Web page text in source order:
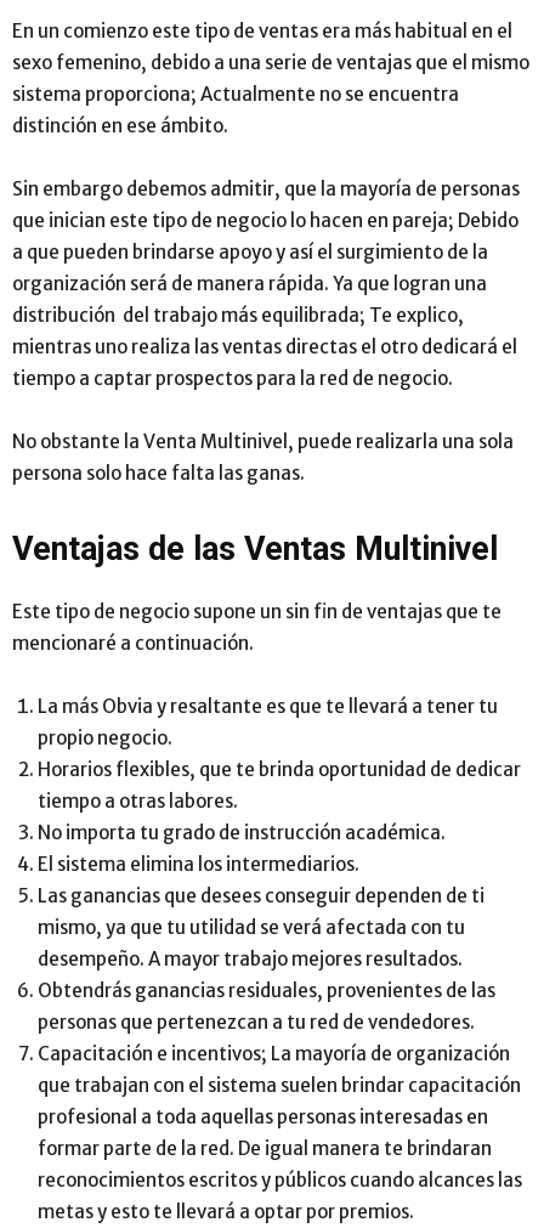
En un comienzo este tipo de ventas era más habitual en el
sexo femenino, debido a una serie de ventajas que el mismo
sistema proporciona; Actualmente no se encuentra
distinción en ese ámbito.
Sin embargo debemos admitir, que la mayoría de personas
que inician este tipo de negocio lo hacen en pareja; Debido
a que pueden brindarse apoyo y así el surgimiento de la
organización será de manera rápida. Ya que logran una
distribución del trabajo más equilibrada; Te explico,
mientras uno realiza las ventas directas el otro dedicará el
tiempo a captar prospectos para la red de negocio.
No obstante la Venta Multinivel, puede realizarla una sola
persona solo hace falta las ganas.
Ventajas de las Ventas Multinivel
Este tipo de negocio supone un sin fin de ventajas que te
mencionaré a continuación.
La más Obvia y resaltante es que te llevará a tener tu
propio negocio.
Horarios flexibles, que te brinda oportunidad de dedicar
tiempo a otras labores.
No importa tu grado de instrucción académica.
El sistema elimina los intermediarios.
Las ganancias que desees conseguir dependen de ti
mismo, ya que tu utilidad se verá afectada con tu
desempeño. A mayor trabajo mejores resultados.
Obtendrás ganancias residuales, provenientes de las
personas que pertenezcan a tu red de vendedores.
Capacitación e incentivos; La mayoría de organización
que trabajan con el sistema suelen brindar capacitación
profesional a toda aquellas personas interesadas en
formar parte de la red. De igual manera te brindaran
reconocimientos escritos y públicos cuando alcances las
metas y esto te llevará a optar por premios.